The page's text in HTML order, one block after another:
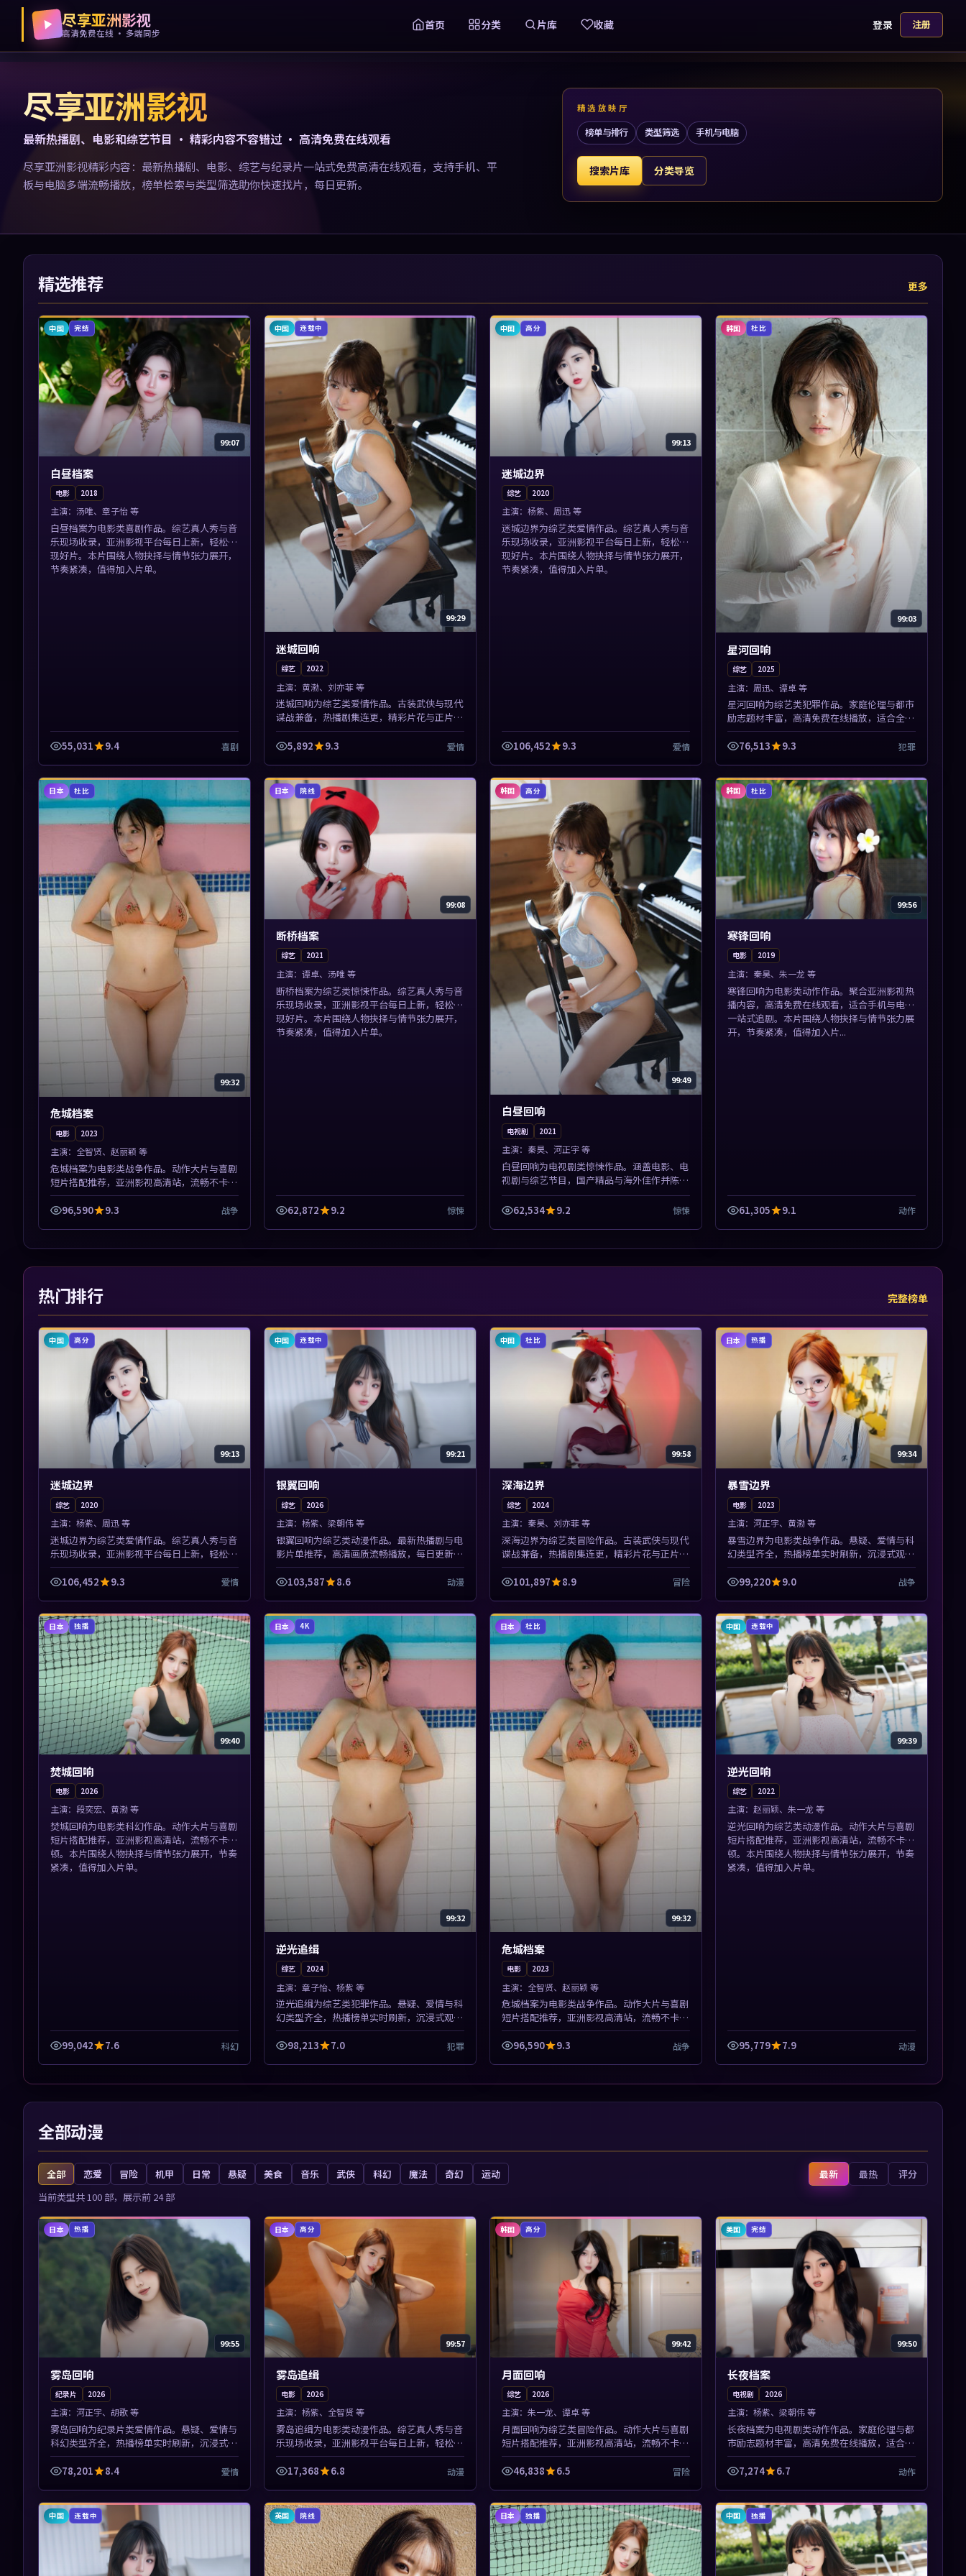
尽享亚洲影视
高清免费在线 · 多端同步
首页 分类 片库 收藏 登录 注册
尽享亚洲影视
最新热播剧、电影和综艺节目 · 精彩内容不容错过 · 高清免费在线观看
尽享亚洲影视精彩内容：最新热播剧、电影、综艺与纪录片一站式免费高清在线观看，支持手机、平
板与电脑多端流畅播放，榜单检索与类型筛选助你快速找片，每日更新。
精选放映厅
榜单与排行 类型筛选 手机与电脑
搜索片库 分类导览
精选推荐 更多
中国 完结
99:07
白昼档案
电影 2018
主演： 汤唯、章子怡 等
白昼档案为电影类喜剧作品。综艺真人秀与音
乐现场收录，亚洲影视平台每日上新，轻松发
现好片。本片围绕人物抉择与情节张力展开，
节奏紧凑，值得加入片单。
55,031 9.4 喜剧
中国 连载中
99:29
迷城回响
综艺 2022
主演： 黄渤、刘亦菲 等
迷城回响为综艺类爱情作品。古装武侠与现代
谍战兼备，热播剧集连更，精彩片花与正片同
样清晰。本片围绕人物抉择与情节张力展开，
节奏紧凑，值得加入片单。
5,892 9.3 爱情
中国 高分
99:13
迷城边界
综艺 2020
主演： 杨紫、周迅 等
迷城边界为综艺类爱情作品。综艺真人秀与音
乐现场收录，亚洲影视平台每日上新，轻松发
现好片。本片围绕人物抉择与情节张力展开，
节奏紧凑，值得加入片单。
106,452 9.3 爱情
韩国 杜比
99:03
星河回响
综艺 2025
主演： 周迅、谭卓 等
星河回响为综艺类犯罪作品。家庭伦理与都市
励志题材丰富，高清免费在线播放，适合全年
龄段观众。本片围绕人物抉择与情节张力展
开，节奏紧凑，值得加入片单...
76,513 9.3 犯罪
日本 杜比
99:32
危城档案
电影 2023
主演： 全智贤、赵丽颖 等
危城档案为电影类战争作品。动作大片与喜剧
短片搭配推荐，亚洲影视高清站，流畅不卡
顿。本片围绕人物抉择与情节张力展开，节奏
紧凑，值得加入片单。
96,590 9.3 战争
日本 院线
99:08
断桥档案
综艺 2021
主演： 谭卓、汤唯 等
断桥档案为综艺类惊悚作品。综艺真人秀与音
乐现场收录，亚洲影视平台每日上新，轻松发
现好片。本片围绕人物抉择与情节张力展开，
节奏紧凑，值得加入片单。
62,872 9.2 惊悚
韩国 高分
99:49
白昼回响
电视剧 2021
主演： 秦昊、河正宇 等
白昼回响为电视剧类惊悚作品。涵盖电影、电
视剧与综艺节目，国产精品与海外佳作并陈，
免费在线点播。本片围绕人物抉择与情节张力
展开，节奏紧凑，值得加入...
62,534 9.2 惊悚
韩国 杜比
99:56
寒锋回响
电影 2019
主演： 秦昊、朱一龙 等
寒锋回响为电影类动作作品。聚合亚洲影视热
播内容，高清免费在线观看，适合手机与电脑
一站式追剧。本片围绕人物抉择与情节张力展
开，节奏紧凑，值得加入片...
61,305 9.1 动作
热门排行 完整榜单
中国 高分
99:13
迷城边界
综艺 2020
主演： 杨紫、周迅 等
迷城边界为综艺类爱情作品。综艺真人秀与音
乐现场收录，亚洲影视平台每日上新，轻松发
现好片。本片围绕人物抉择与情节张力展开，
节奏紧凑，值得加入片单。
106,452 9.3 爱情
中国 连载中
99:21
银翼回响
综艺 2026
主演： 杨紫、梁朝伟 等
银翼回响为综艺类动漫作品。最新热播剧与电
影片单推荐，高清画质流畅播放，每日更新不
错过精彩剧情。本片围绕人物抉择与情节张力
展开，节奏紧凑，值得加入...
103,587 8.6 动漫
中国 杜比
99:58
深海边界
综艺 2024
主演： 秦昊、刘亦菲 等
深海边界为综艺类冒险作品。古装武侠与现代
谍战兼备，热播剧集连更，精彩片花与正片同
样清晰。本片围绕人物抉择与情节张力展开，
节奏紧凑，值得加入片单。
101,897 8.9 冒险
日本 热播
99:34
暴雪边界
电影 2023
主演： 河正宇、黄渤 等
暴雪边界为电影类战争作品。悬疑、爱情与科
幻类型齐全，热播榜单实时刷新，沉浸式观影
体验。本片围绕人物抉择与情节张力展开，节
奏紧凑，值得加入片单。
99,220 9.0 战争
日本 独播
99:40
焚城回响
电影 2026
主演： 段奕宏、黄渤 等
焚城回响为电影类科幻作品。动作大片与喜剧
短片搭配推荐，亚洲影视高清站，流畅不卡
顿。本片围绕人物抉择与情节张力展开，节奏
紧凑，值得加入片单。
99,042 7.6 科幻
日本 4K
99:32
逆光追缉
综艺 2024
主演： 章子怡、杨紫 等
逆光追缉为综艺类犯罪作品。悬疑、爱情与科
幻类型齐全，热播榜单实时刷新，沉浸式观影
体验。本片围绕人物抉择与情节张力展开，节
奏紧凑，值得加入片单。
98,213 7.0 犯罪
日本 杜比
99:32
危城档案
电影 2023
主演： 全智贤、赵丽颖 等
危城档案为电影类战争作品。动作大片与喜剧
短片搭配推荐，亚洲影视高清站，流畅不卡
顿。本片围绕人物抉择与情节张力展开，节奏
紧凑，值得加入片单。
96,590 9.3 战争
中国 连载中
99:39
逆光回响
综艺 2022
主演： 赵丽颖、朱一龙 等
逆光回响为综艺类动漫作品。动作大片与喜剧
短片搭配推荐，亚洲影视高清站，流畅不卡
顿。本片围绕人物抉择与情节张力展开，节奏
紧凑，值得加入片单。
95,779 7.9 动漫
全部动漫
全部 恋爱 冒险 机甲 日常 悬疑 美食 音乐 武侠 科幻 魔法 奇幻 运动 最新 最热
评分
当前类型共100 部，展示前 24部
日本 热播
99:55
雾岛回响
纪录片 2026
主演： 河正宇、胡歌 等
雾岛回响为纪录片类爱情作品。悬疑、爱情与
科幻类型齐全，热播榜单实时刷新，沉浸式观
影体验。本片围绕人物抉择与情节张力展开，
节奏紧凑，值得加入片单。
78,201 8.4 爱情
日本 高分
99:57
雾岛追缉
电影 2026
主演： 杨紫、全智贤 等
雾岛追缉为电影类动漫作品。综艺真人秀与音
乐现场收录，亚洲影视平台每日上新，轻松发
现好片。本片围绕人物抉择与情节张力展开，
节奏紧凑，值得加入片单。
17,368 6.8 动漫
韩国 高分
99:42
月面回响
综艺 2026
主演： 朱一龙、谭卓 等
月面回响为综艺类冒险作品。动作大片与喜剧
短片搭配推荐，亚洲影视高清站，流畅不卡
顿。本片围绕人物抉择与情节张力展开，节奏
紧凑，值得加入片单。
46,838 6.5 冒险
美国 完结
99:50
长夜档案
电视剧 2026
主演： 杨紫、梁朝伟 等
长夜档案为电视剧类动作作品。家庭伦理与都
市励志题材丰富，高清免费在线播放，适合全
年龄段观众。本片围绕人物抉择与情节张力展
开，节奏紧凑，值得加入片...
7,274 6.7 动作
中国 连载中 英国 院线 日本 独播 中国 独播